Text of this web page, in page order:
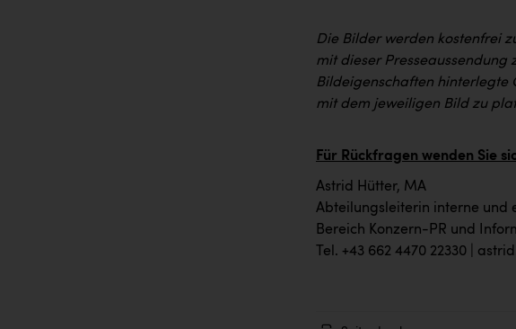
Die Bilder werden kostenfrei
mit dieser Presseaussendung
Bildeigenschaften hinterlegte
mit dem jeweiligen Bild zu
Für Rückfragen wenden Sie
Astrid Hütter, MA
Abteilungsleiterin interne und
Bereich Konzern-PR und
Tel. +43 662 4470 22330 |